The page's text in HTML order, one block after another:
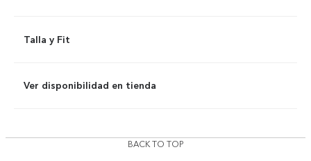
Talla y Fit
Ver disponibilidad en tienda
BACK TO TOP